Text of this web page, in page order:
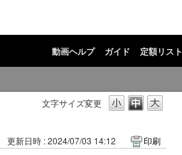
動画ヘルプ ガイド 定額リスト
文字サイズ変更
更新日時 : 2024/07/03 14:12 印刷